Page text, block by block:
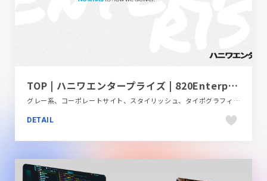
TOP | ハニワエンタープライズ | 820Enterprise
グレー系、コーポレートサイト、スタイリッシュ、タイポグラフィー、デザイン・アート・音楽・文芸、モーション多め
DETAIL